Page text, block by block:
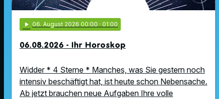
play_arrow 06. August 2026 00:00 · 01:00
06.08.2026 - Ihr Horoskop
Widder * 4 Sterne * Manches, was Sie gestern noch
intensiv beschäftigt hat, ist heute schon Nebensache.
Ab jetzt brauchen neue Aufgaben Ihre volle